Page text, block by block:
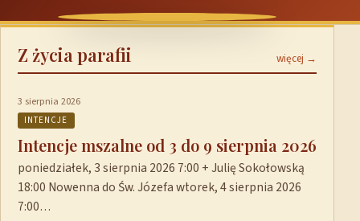
Z życia parafii więcej →
3 sierpnia 2026
INTENCJE
Intencje mszalne od 3 do 9 sierpnia 2026
poniedziałek, 3 sierpnia 2026 7:00 + Julię Sokołowską
18:00 Nowenna do Św. Józefa wtorek, 4 sierpnia 2026
7:00…